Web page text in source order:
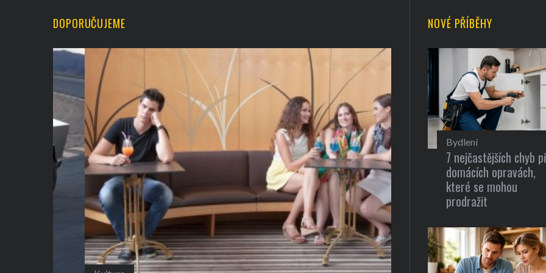
DOPORUČUJEME NOVÉ PŘÍBĚHY
Bydlení
7 nejčastějších chyb
domácích opravách,
které se mohou
prodražit